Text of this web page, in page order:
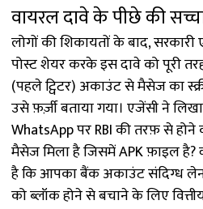
वायरल दावे के पीछे की
लोगों की शिकायतों के बाद,
पोस्ट शेयर करके इस दावे को पूरी
(पहले ट्विटर) अकाउंट से मैसेज का
उसे फ़र्ज़ी बताया गया। एजेंसी ने
WhatsApp पर RBI की तरफ़ से होने
मैसेज मिला है जिसमें APK फ़ाइल है?
है कि आपका बैंक अकाउंट संदिग्ध
को ब्लॉक होने से बचाने के लिए